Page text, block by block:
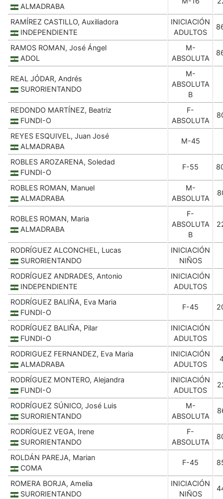
ALMADRABA
RAMÍREZ CASTILLO, Auxiliadora
INDEPENDIENTE
INICIACIÓN
ADULTOS
RAMOS ROMAN, José Ángel
ADOL
M-
ABSOLUTA
REAL JÓDAR, Andrés
SURORIENTANDO
M-
ABSOLUTA
B
REDONDO MARTÍNEZ, Beatriz
FUNDI-O
F-
ABSOLUTA
REYES ESQUIVEL, Juan José
ALMADRABA
M-45
ROBLES AROZARENA, Soledad
FUNDI-O
F-55
ROBLES ROMAN, Manuel
ALMADRABA
M-
ABSOLUTA
ROBLES ROMAN, Maria
ALMADRABA
F-
ABSOLUTA
B
RODRÍGUEZ ALCONCHEL, Lucas
SURORIENTANDO
INICIACIÓN
NIÑOS
RODRÍGUEZ ANDRADES, Antonio
INDEPENDIENTE
INICIACIÓN
ADULTOS
RODRÍGUEZ BALIÑA, Eva Maria
FUNDI-O
F-45
RODRÍGUEZ BALIÑA, Pilar
FUNDI-O
INICIACIÓN
ADULTOS
RODRIGUEZ FERNANDEZ, Eva Maria
ALMADRABA
INICIACIÓN
ADULTOS
RODRÍGUEZ MONTERO, Alejandra
FUNDI-O
INICIACIÓN
ADULTOS
RODRÍGUEZ SÚNICO, José Luis
SURORIENTANDO
M-
ABSOLUTA
RODRÍGUEZ VEGA, Irene
SURORIENTANDO
F-
ABSOLUTA
ROLDÁN PAREJA, Marian
COMA
F-45
ROMERA BORJA, Amelia
SURORIENTANDO
INICIACIÓN
NIÑOS